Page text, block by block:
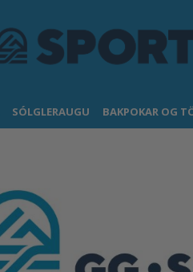
SÓLGLERAUGU BAKPOKAR OG